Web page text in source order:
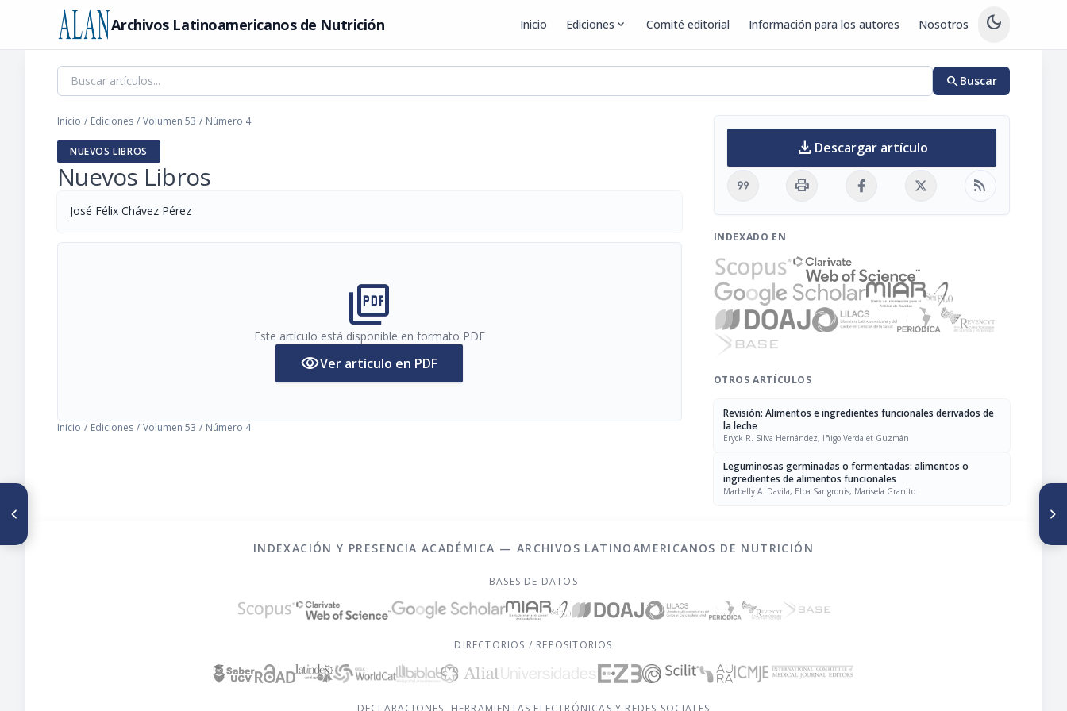
Archivos Latinoamericanos de Nutrición Inicio Ediciones expand_more Comité editorial Información para los autores Nosotros dark_mode
searchBuscar
Inicio / Ediciones / Volumen 53 / Número 4
NUEVOS LIBROS
Nuevos Libros
José Félix Chávez Pérez
picture_as_pdf
Este artículo está disponible en formato PDF
visibilityVer artículo en PDF
Inicio / Ediciones / Volumen 53 / Número 4
download Descargar artículo
format_quote print rss_feed
INDEXADO EN
OTROS ARTÍCULOS
Revisión: Alimentos e ingredientes funcionales derivados de
la leche
Eryck R. Silva Hernández, Iñigo Verdalet Guzmán
Leguminosas germinadas o fermentadas: alimentos o
ingredientes de alimentos funcionales
Marbelly A. Davila, Elba Sangronis, Marisela Granito
INDEXACIÓN Y PRESENCIA ACADÉMICA — ARCHIVOS LATINOAMERICANOS DE NUTRICIÓN
BASES DE DATOS
DIRECTORIOS / REPOSITORIOS
DECLARACIONES, HERRAMIENTAS ELECTRÓNICAS Y REDES SOCIALES